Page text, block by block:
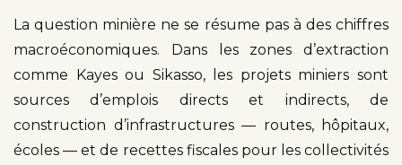
La question minière ne se résume pas à des chiffres
macroéconomiques. Dans les zones d’extraction
comme Kayes ou Sikasso, les projets miniers sont
sources d’emplois directs et indirects, de
construction d’infrastructures — routes, hôpitaux,
écoles — et de recettes fiscales pour les collectivités